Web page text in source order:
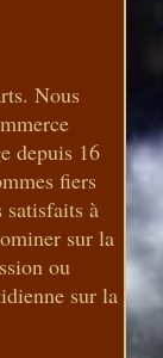
Nous
depuis 16
fiers
à
sur la
ou
sur la